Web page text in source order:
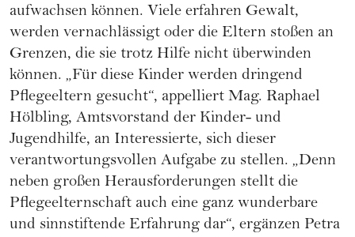
aufwachsen können. Viele erfahren Gewalt,
werden vernachlässigt oder die Eltern stoßen an
Grenzen, die sie trotz Hilfe nicht überwinden
können. „Für diese Kinder werden dringend
Pflegeeltern gesucht“, appelliert Mag. Raphael
Hölbling, Amtsvorstand der Kinder- und
Jugendhilfe, an Interessierte, sich dieser
verantwortungsvollen Aufgabe zu stellen. „Denn
neben großen Herausforderungen stellt die
Pflegeelternschaft auch eine ganz wunderbare
und sinnstiftende Erfahrung dar“, ergänzen Petra